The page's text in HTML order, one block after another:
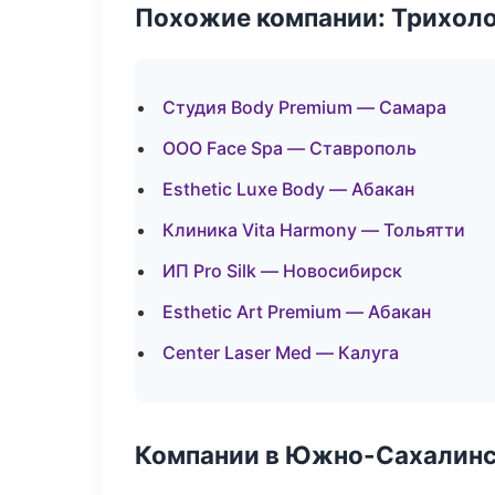
Похожие компании:
Студия Body Premium — Самара
ООО Face Spa — Ставрополь
Esthetic Luxe Body — Абакан
Клиника Vita Harmony — Тольятти
ИП Pro Silk — Новосибирск
Esthetic Art Premium — Абакан
Center Laser Med — Калуга
Компании в Южно-